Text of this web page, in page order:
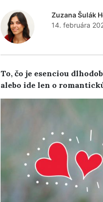
Zuzana Šulák
14. februára
To, čo je esenciou
alebo ide len o